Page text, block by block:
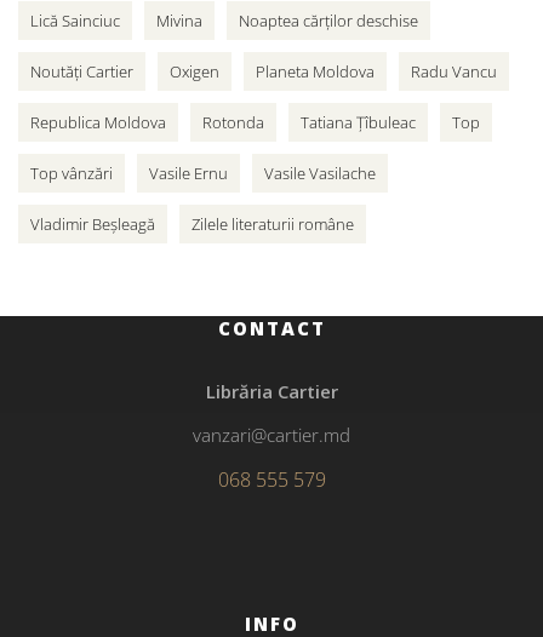
Lică Sainciuc Mivina Noaptea cărților deschise
Noutăți Cartier Oxigen Planeta Moldova Radu Vancu
Republica Moldova Rotonda Tatiana Țîbuleac Top
Top vânzări Vasile Ernu Vasile Vasilache
Vladimir Beșleagă Zilele literaturii române
CONTACT
Librăria Cartier
vanzari@cartier.md
068 555 579
INFO